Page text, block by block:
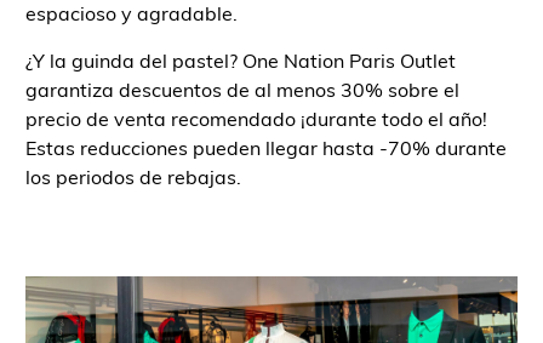
espacioso y agradable.
¿Y la guinda del pastel? One Nation Paris Outlet
garantiza descuentos de al menos 30% sobre el
precio de venta recomendado ¡durante todo el año!
Estas reducciones pueden llegar hasta -70% durante
los periodos de rebajas.